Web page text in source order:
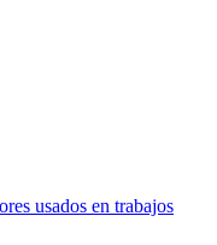
usados en trabajos